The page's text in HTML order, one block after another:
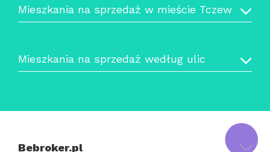
Mieszkania na sprzedaż w mieście Tczew
Mieszkania na sprzedaż według ulic
Bebroker.pl